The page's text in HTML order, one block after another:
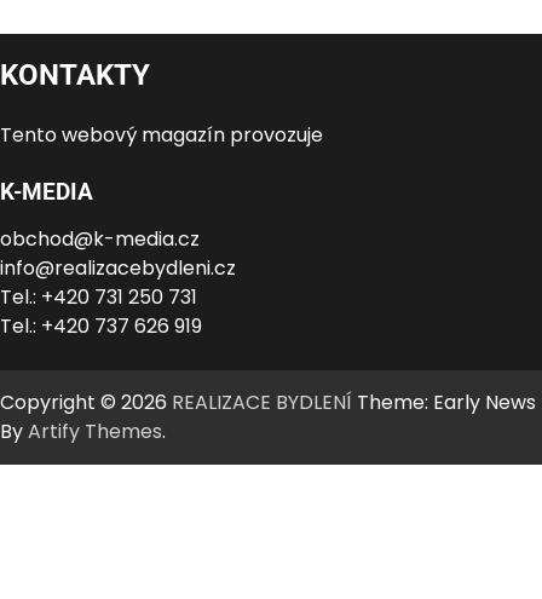
KONTAKTY
Tento webový magazín provozuje
K-MEDIA
obchod@k-media.cz
info@realizacebydleni.cz
Tel.: +420 731 250 731
Tel.: +420 737 626 919
Copyright © 2026 REALIZACE BYDLENÍ Theme: Early News
ByArtify Themes.